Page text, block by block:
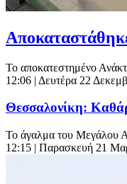
Το αποκατεστημένο
12:06 | Δευτέρα 22
Θεσσαλονίκη:
Το άγαλμα του Μεγάλου
12:15 | Παρασκευή 21